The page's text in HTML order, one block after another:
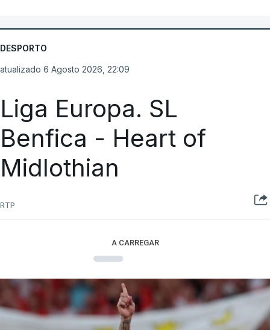
DESPORTO
atualizado 6 Agosto 2026, 22:09
Liga Europa. SL
Benfica - Heart of
Midlothian
RTP
A CARREGAR